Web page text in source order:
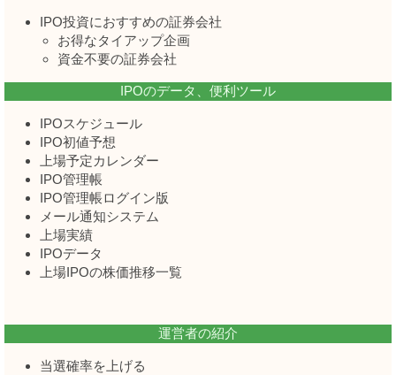
IPO投資におすすめの証券会社
お得なタイアップ企画
資金不要の証券会社
IPOのデータ、便利ツール
IPOスケジュール
IPO初値予想
上場予定カレンダー
IPO管理帳
IPO管理帳ログイン版
メール通知システム
上場実績
IPOデータ
上場IPOの株価推移一覧
運営者の紹介
当選確率を上げる